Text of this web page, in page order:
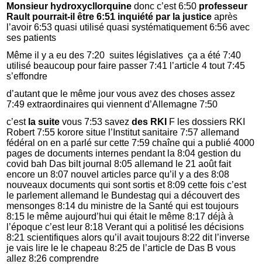
Monsieur hydroxycllorquine donc c’est 6:50 professeur
Rault pourrait-il être 6:51 inquiété par la justice après
l’avoir 6:53 quasi utilisé quasi systématiquement 6:56 avec
ses patients
Même il y a eu des 7:20 suites législatives ça a été 7:40
utilisé beaucoup pour faire passer 7:41 l’article 4 tout 7:45
s’effondre
d’autant que le même jour vous avez des choses assez
7:49 extraordinaires qui viennent d’Allemagne 7:50
c’est la suite vous 7:53 savezdes RKI
F les dossiers RKI
Robert 7:55 korore situe l’Institut sanitaire 7:57 allemand
fédéral on en a parlé sur cette 7:59 chaîne qui a publié 4000
pages de documents internes pendant la 8:04 gestion du
covid bah Das bilt journal 8:05 allemand le 21 août fait
encore un 8:07 nouvel articles parce qu’il y a des 8:08
nouveaux documents qui sont sortis et 8:09 cette fois c’est
le parlement allemand le Bundestag qui a découvert des
mensonges 8:14 du ministre de la Santé qui est toujours
8:15 le même aujourd’hui qui était le même 8:17 déjà à
l’époque c’est leur 8:18 Verant qui a politisé les décisions
8:21 scientifiques alors qu’il avait toujours 8:22 dit l’inverse
je vais lire le le chapeau 8:25 de l’article de Das B vous
allez 8:26 comprendre